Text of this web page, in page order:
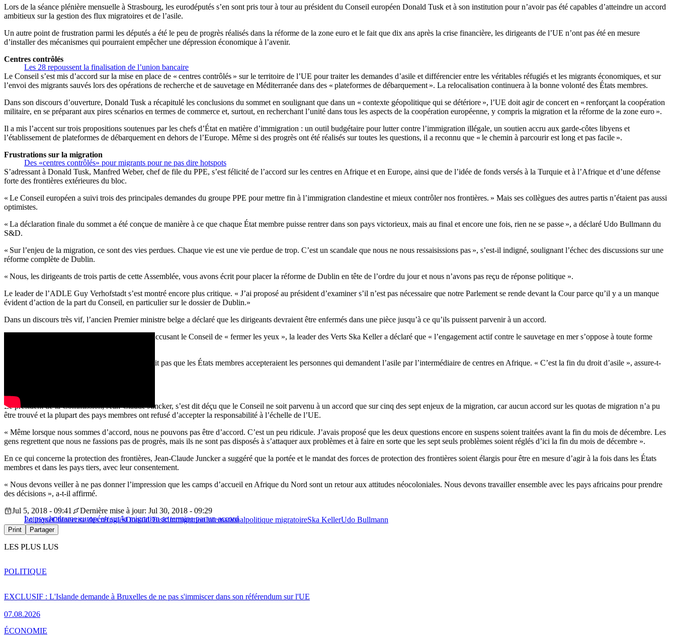
Lors de la séance plénière mensuelle à Strasbourg, les eurodéputés s’en sont pris tour à tour au président du Conseil européen Donald Tusk et à son institution pour n’avoir pas été capables d’atteindre un accord
ambitieux sur la gestion des flux migratoires et de l’asile.
Un autre point de frustration parmi les députés a été le peu de progrès réalisés dans la réforme de la zone euro et le fait que dix ans après la crise financière, les dirigeants de l’UE n’ont pas été en mesure
d’installer des mécanismes qui pourraient empêcher une dépression économique à l’avenir.
Les 28 repoussent la finalisation de l’union bancaire
Centres contrôlés
Le Conseil s’est mis d’accord sur la mise en place de « centres contrôlés » sur le territoire de l’UE pour traiter les demandes d’asile et différencier entre les véritables réfugiés et les migrants économiques, et sur
l’envoi des migrants sauvés lors des opérations de recherche et de sauvetage en Méditerranée dans des « plateformes de débarquement ». La relocalisation continuera à la bonne volonté des États membres.
Dans son discours d’ouverture, Donald Tusk a récapitulé les conclusions du sommet en soulignant que dans un « contexte géopolitique qui se détériore », l’UE doit agir de concert en « renforçant la coopération
militaire, en se préparant aux pires scénarios en termes de commerce et, surtout, en recherchant l’unité dans tous les aspects de la coopération européenne, y compris la migration et la réforme de la zone euro ».
Il a mis l’accent sur trois propositions soutenues par les chefs d’État en matière d’immigration : un outil budgétaire pour lutter contre l’immigration illégale, un soutien accru aux garde-côtes libyens et
l’établissement de plateformes de débarquement en dehors de l’Europe. Même si des progrès ont été réalisés sur toutes les questions, il a reconnu que « le chemin à parcourir est long et pas facile ».
Des «centres contrôlés» pour migrants pour ne pas dire hotspots
Frustrations sur la migration
S’adressant à Donald Tusk, Manfred Weber, chef de file du PPE, s’est félicité de l’accord sur les centres en Afrique et en Europe, ainsi que de l’idée de fonds versés à la Turquie et à l’Afrique et d’une défense
forte des frontières extérieures du bloc.
« Le Conseil européen a suivi trois des principales demandes du groupe PPE pour mettre fin à l’immigration clandestine et mieux contrôler nos frontières. » Mais ses collègues des autres partis n’étaient pas aussi
optimistes.
« La déclaration finale du sommet a été conçue de manière à ce que chaque État membre puisse rentrer dans son pays victorieux, mais au final et encore une fois, rien ne se passe », a déclaré Udo Bullmann du
S&D.
« Sur l’enjeu de la migration, ce sont des vies perdues. Chaque vie est une vie perdue de trop. C’est un scandale que nous ne nous ressaisissions pas », s’est-il indigné, soulignant l’échec des discussions sur une
réforme complète de Dublin.
« Nous, les dirigeants de trois partis de cette Assemblée, vous avons écrit pour placer la réforme de Dublin en tête de l’ordre du jour et nous n’avons pas reçu de réponse politique ».
Le leader de l’ADLE Guy Verhofstadt s’est montré encore plus critique. « J’ai proposé au président d’examiner s’il n’est pas nécessaire que notre Parlement se rende devant la Cour parce qu’il y a un manque
évident d’action de la part du Conseil, en particulier sur le dossier de Dublin.»
Dans un discours très vif, l’ancien Premier ministre belge a déclaré que les dirigeants devraient être enfermés dans une pièce jusqu’à ce qu’ils puissent parvenir à un accord.
Rappelant les morts de Lampedusa en 2013 et accusant le Conseil de « fermer les yeux », la leader des Verts Ska Keller a déclaré que « l’engagement actif contre le sauvetage en mer s’oppose à toute forme
De plus, la réinstallation volontaire ne signifierait pas que les États membres accepteraient les personnes qui demandent l’asile par l’intermédiaire de centres en Afrique. « C’est la fin du droit d’asile », assure-t-
Le président de la Commission, Jean-Claude Juncker, s’est dit déçu que le Conseil ne soit parvenu à un accord que sur cinq des sept enjeux de la migration, car aucun accord sur les quotas de migration n’a pu
être trouvé et la plupart des pays membres ont refusé d’accepter la responsabilité à l’échelle de l’UE.
« Même lorsque nous sommes d’accord, nous ne pouvons pas être d’accord. C’est un peu ridicule. J’avais proposé que les deux questions encore en suspens soient traitées avant la fin du mois de décembre. Les
gens regrettent que nous ne fassions pas de progrès, mais ils ne sont pas disposés à s’attaquer aux problèmes et à faire en sorte que les sept seuls problèmes soient réglés d’ici la fin du mois de décembre ».
En ce qui concerne la protection des frontières, Jean-Claude Juncker a suggéré que la portée et le mandat des forces de protection des frontières soient élargis pour être en mesure d’agir à la fois dans les États
membres et dans les pays tiers, avec leur consentement.
« Nous devons veiller à ne pas donner l’impression que les camps d’accueil en Afrique du Nord sont un retour aux attitudes néocoloniales. Nous devons travailler ensemble avec les pays africains pour prendre
des décisions », a-t-il affirmé.
Le psychodrame européen sur la migration se termine par un accord
Jul 5, 2018 - 09:41
Dernière mise à jour: Jul 30, 2018 - 09:29
PolitiqueChinecrise des réfugiésDonald TuskImmigrationInternationalpolitique migratoireSka KellerUdo Bullmann
Print Partager
LES PLUS LUS
EXCLUSIF : L'Islande demande à Bruxelles de ne pas s'immiscer dans son référendum sur l'UE
07.08.2026
POLITIQUE
ÉCONOMIE